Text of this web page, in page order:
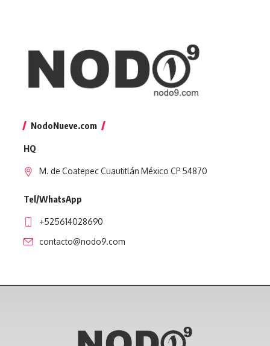
NodoNueve.com
HQ
M. de Coatepec Cuautitlán México CP 54870
Tel/WhatsApp
+525614028690
contacto@nodo9.com